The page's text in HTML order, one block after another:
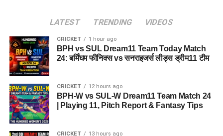
LATEST TRENDING VIDEOS
CRICKET 1 hour ago
BPH vs SUL Dream11 Team Today Match
24: बर्मिंघम फीनिक्स vs सनराइजर्स लीड्स ड्रीम11 टीम
CRICKET 12 hours ago
BPH-W vs SUL-W Dream11 Team Match 24
| Playing 11, Pitch Report & Fantasy Tips
CRICKET 13 hours ago